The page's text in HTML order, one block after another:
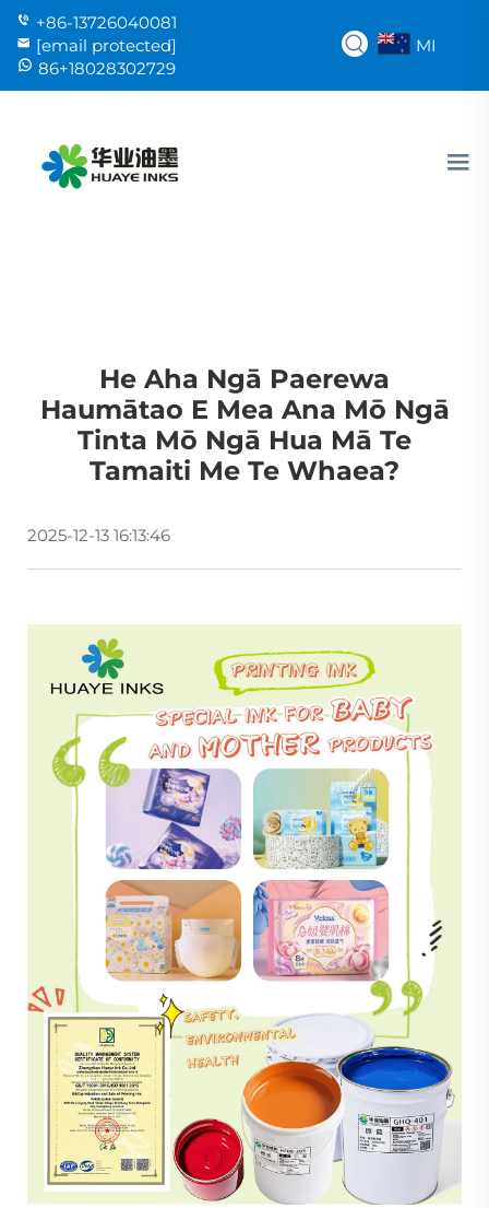
+86-13726040081
[email protected]
86+18028302729
MI
He Aha Ngā Paerewa
Haumātao E Mea Ana Mō Ngā
Tinta Mō Ngā Hua Mā Te
Tamaiti Me Te Whaea?
2025-12-13 16:13:46